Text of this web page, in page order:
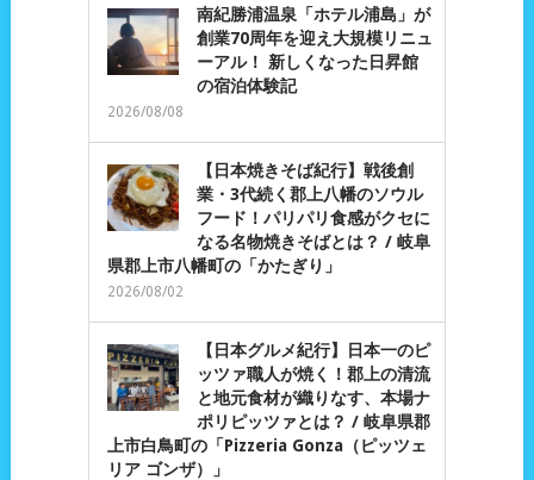
南紀勝浦温泉「ホテル浦島」が
創業70周年を迎え大規模リニュ
ーアル！ 新しくなった日昇館
の宿泊体験記
2026/08/08
【日本焼きそば紀行】戦後創
業・3代続く郡上八幡のソウル
フード！パリパリ食感がクセに
なる名物焼きそばとは？ / 岐阜
県郡上市八幡町の「かたぎり」
2026/08/02
【日本グルメ紀行】日本一のピ
ッツァ職人が焼く！郡上の清流
と地元食材が織りなす、本場ナ
ポリピッツァとは？ / 岐阜県郡
上市白鳥町の「Pizzeria Gonza（ピッツェ
リア ゴンザ）」